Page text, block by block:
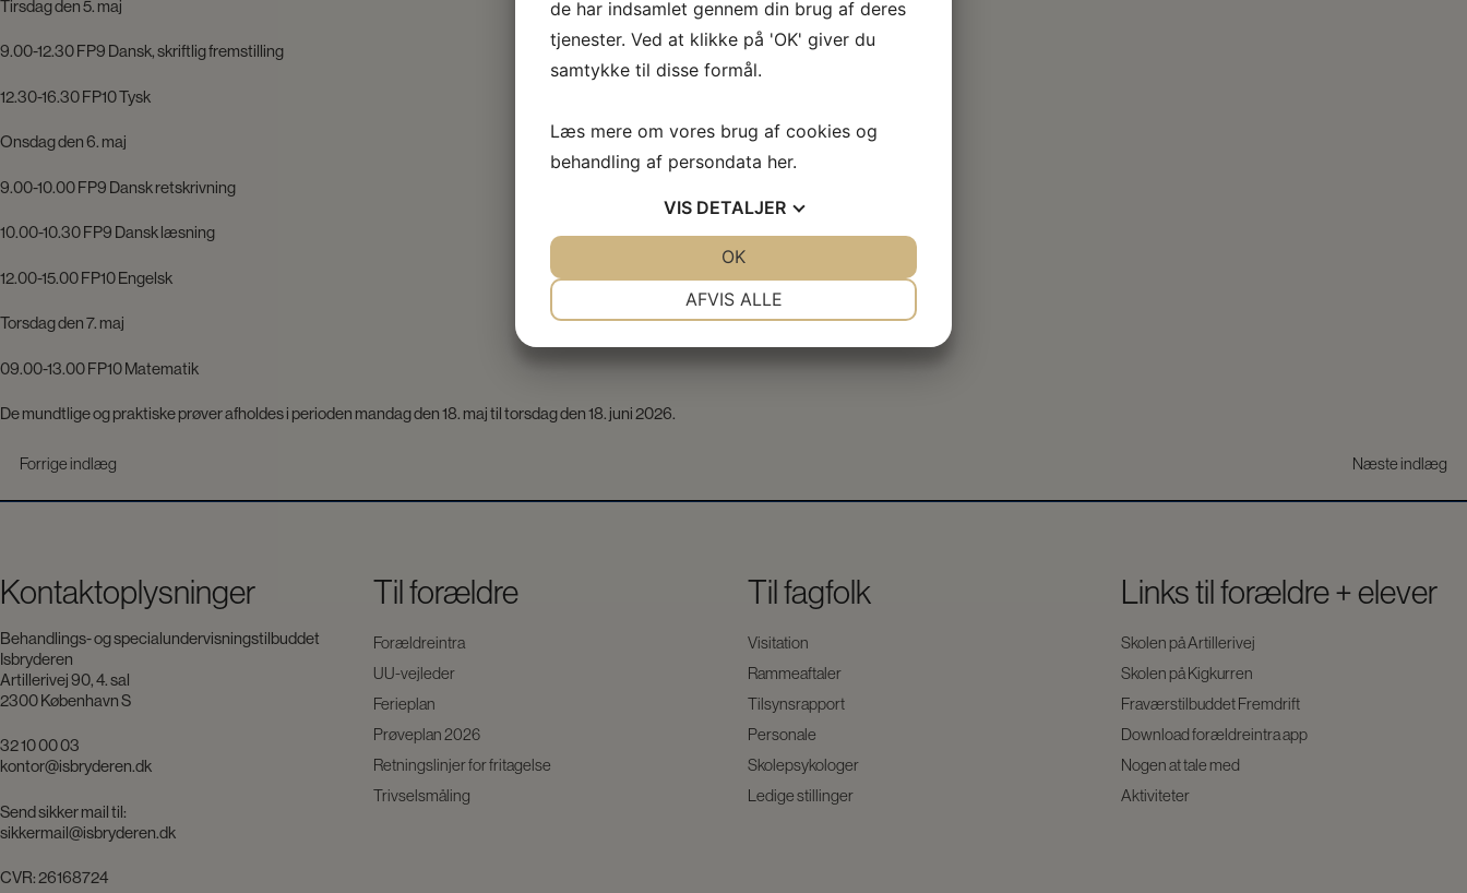
Tirsdag den 5. maj
9.00-12.30 FP9 Dansk, skriftlig fremstilling
12.30-16.30 FP10 Tysk
Onsdag den 6. maj
9.00-10.00 FP9 Dansk retskrivning
10.00-10.30 FP9 Dansk læsning
12.00-15.00 FP10 Engelsk
Torsdag den 7. maj
09.00-13.00 FP10 Matematik
De mundtlige og praktiske prøver afholdes i perioden mandag den 18. maj til torsdag den 18. juni 2026.
Indlægsnavigation
Forrige indlæg Næste indlæg
Kontaktoplysninger
Behandlings- og specialundervisningstilbuddet
Isbryderen
Artillerivej 90, 4. sal
2300 København S
32 10 00 03
kontor@isbryderen.dk
Send sikker mail til:
sikkermail@isbryderen.dk
CVR: 26168724
Til forældre
Forældreintra
UU-vejleder
Ferieplan
Prøveplan 2026
Retningslinjer for fritagelse
Trivselsmåling
Til fagfolk
Visitation
Rammeaftaler
Tilsynsrapport
Personale
Skolepsykologer
Ledige stillinger
Links til forældre + elever
Skolen på Artillerivej
Skolen på Kigkurren
Fraværstilbuddet Fremdrift
Download forældreintra app
Nogen at tale med
Aktiviteter
de har indsamlet gennem din brug af deres
tjenester. Ved at klikke på 'OK' giver du
samtykke til disse formål.
Læs mere om vores brug af cookies og
behandling af persondata her.
VIS DETALJER
AFVIS ALLE
OK